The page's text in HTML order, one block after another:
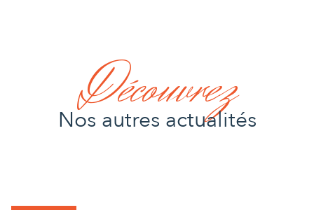
Découvrez
Nos autres actualités